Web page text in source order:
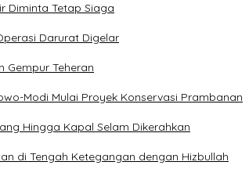
Diminta Tetap Siaga
Darurat Digelar
Gempur Teheran
Modi Mulai Proyek Konservasi Prambanan
Hingga Kapal Selam Dikerahkan
di Tengah Ketegangan dengan Hizbullah